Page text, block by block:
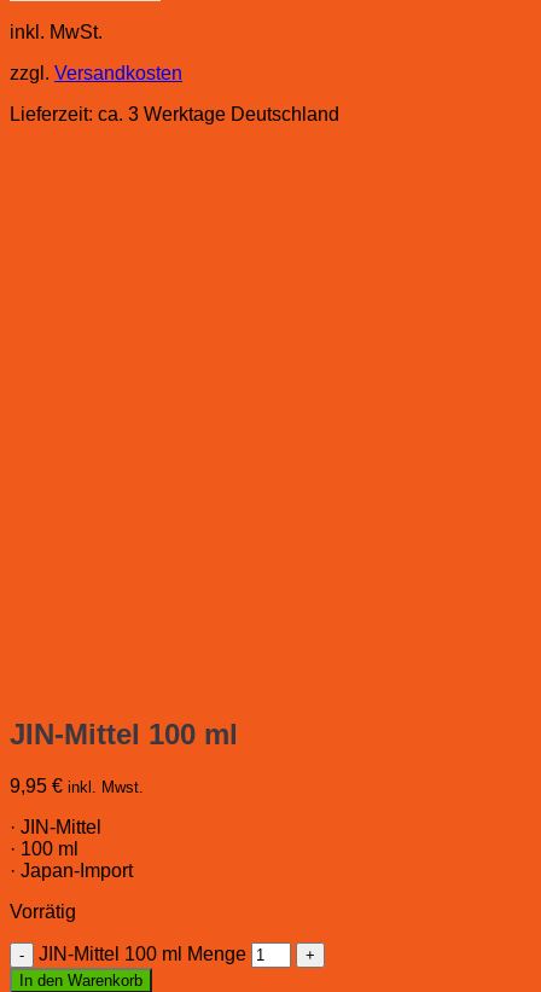
inkl. MwSt.
zzgl. Versandkosten
Lieferzeit: ca. 3 Werktage Deutschland
JIN-Mittel 100 ml
9,95 € inkl. Mwst.
· JIN-Mittel
· 100 ml
· Japan-Import
Vorrätig
JIN-Mittel 100 ml Menge
In den Warenkorb